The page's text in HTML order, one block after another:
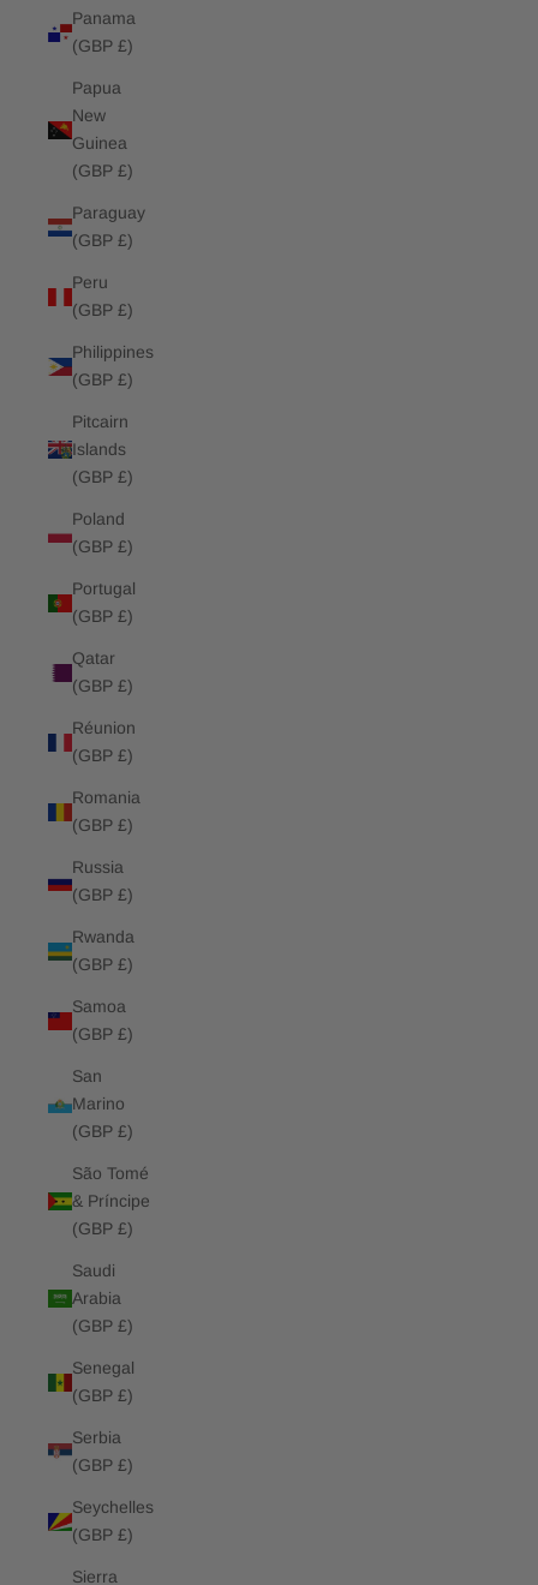
Panama
(GBP £)
Papua
New
Guinea
(GBP £)
Paraguay
(GBP £)
Peru
(GBP £)
Philippines
(GBP £)
Pitcairn
Islands
(GBP £)
Poland
(GBP £)
Portugal
(GBP £)
Qatar
(GBP £)
Réunion
(GBP £)
Romania
(GBP £)
Russia
(GBP £)
Rwanda
(GBP £)
Samoa
(GBP £)
San
Marino
(GBP £)
São Tomé
& Príncipe
(GBP £)
Saudi
Arabia
(GBP £)
Senegal
(GBP £)
Serbia
(GBP £)
Seychelles
(GBP £)
Sierra